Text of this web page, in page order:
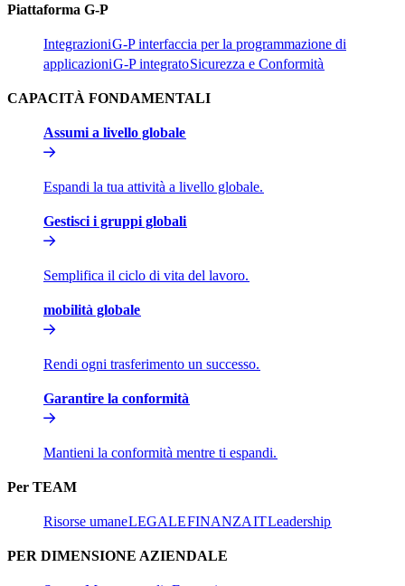
Piattaforma G-P​​
Integrazioni​​G-P interfaccia per la programmazione di
applicazioni​​G-P integrato​​Sicurezza e Conformità​​
CAPACITÀ FONDAMENTALI​​
Assumi a livello globale​​
Espandi la tua attività a livello globale.​​
Gestisci i gruppi globali​​
Semplifica il ciclo di vita del lavoro.​​
mobilità globale​​
Rendi ogni trasferimento un successo.​​
Garantire la conformità​​
Mantieni la conformità mentre ti espandi.​​
Per TEAM​​
Risorse umane​​LEGALE​​FINANZA​​IT​​Leadership​​
PER DIMENSIONE AZIENDALE​​